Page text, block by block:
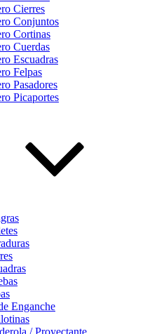
Cierres
Conjuntos
Cortinas
Cuerdas
Escuadras
Felpas
Pasadores
Picaportes
Enganche
/ Proyectante